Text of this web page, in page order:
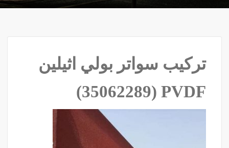
تركيب سواتر بولي اثيلين
PVDF ‫(35062289)‬ ‫‬